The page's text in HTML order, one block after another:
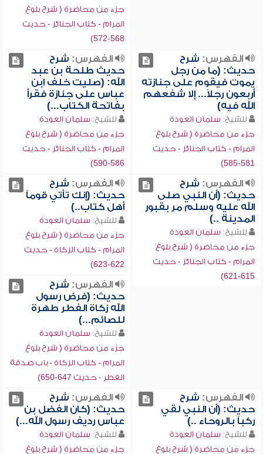
جزء من محاضرة ( شرح بلوغ
المرام - كتاب الجنائز - حديث
568-572)
الفهرس: شرح
حديث: (ما من رجل
يموت فيقوم على جنازته
أربعون رجلاً... إلا شفعهم
الله فيه)
للشيخ: سلمان العودة
جزء من محاضرة ( شرح بلوغ
المرام - كتاب الجنائز - حديث
581-585)
الفهرس: شرح
حديث طلحة بن عبد
الله: (صليت خلف ابن
عباس على جنازة فقرأ
بفاتحة الكتاب...)
للشيخ: سلمان العودة
جزء من محاضرة ( شرح بلوغ
المرام - كتاب الجنائز - حديث
586-590)
الفهرس: شرح
حديث: (أن النبي صلى
الله عليه وسلم مر بقبور
المدينة ..)
للشيخ: سلمان العودة
جزء من محاضرة ( شرح بلوغ
المرام - كتاب الجنائز - حديث
615-621)
الفهرس: شرح
حديث: (إنك تأتي قوماً
أهل كتاب..)
للشيخ: سلمان العودة
جزء من محاضرة ( شرح بلوغ
المرام - كتاب الزكاة - حديث
622-623)
الفهرس: شرح
حديث: (فرض رسول
الله زكاة الفطر طهرة
للصائم...)
للشيخ: سلمان العودة
جزء من محاضرة ( شرح بلوغ
المرام - كتاب الزكاة - باب صدقة
الفطر - حديث 647-650)
الفهرس: شرح
حديث: (أن النبي لقي
ركباً بالروحاء ..)
للشيخ: سلمان العودة
جزء من محاضرة ( شرح بلوغ
الفهرس: شرح
حديث: (كان الفضل بن
عباس رديف رسول الله...)
للشيخ: سلمان العودة
جزء من محاضرة ( شرح بلوغ